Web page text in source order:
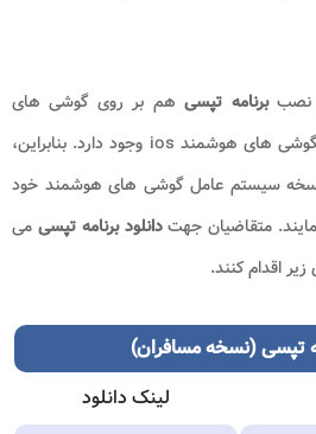
نصببرنامه تپسی هم بر روی گوشی های
گوشی های هوشمند ios وجود دارد. بنابراین،
نسخه سیستم عامل گوشی های هوشمند خود
متقاضیان جهتدانلود برنامه تپسی می
اقدام کنند.
تپسی (نسخه مسافران)
لینک دانلود